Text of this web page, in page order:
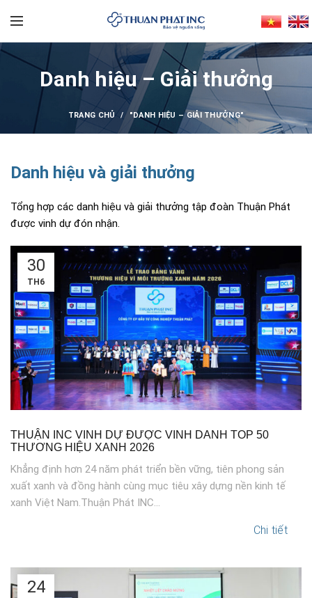
Danh hiệu – Giải thưởng
TRANG CHỦ "DANH HIỆU – GIẢI THƯỞNG"
Danh hiệu và giải thưởng
Tổng hợp các danh hiệu và giải thưởng tập đoàn Thuận Phát
được vinh dự đón nhận.
30
TH6
THUẬN INC VINH DỰ ĐƯỢC VINH DANH TOP 50
THƯƠNG HIỆU XANH 2026
Khẳng định hơn 24 năm phát triển bền vững, tiên phong sản
xuất xanh và đồng hành cùng mục tiêu xây dựng nền kinh tế
xanh Việt Nam.Thuận Phát INC...
Chi tiết
24